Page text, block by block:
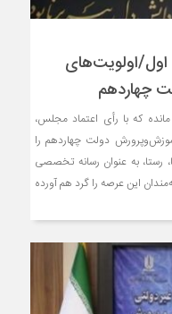
اول/اولویت‌های
چهاردهم
که با رأی اعتماد مجلس،
دولت چهاردهم را
رستا، به عنوان رسانه تخصصی
این عرصه را گرد هم آورده